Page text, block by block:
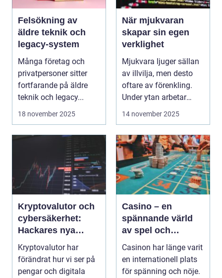
Felsökning av
äldre teknik och
legacy-system
Många företag och
privatpersoner sitter
fortfarande på äldre
teknik och legacy...
18 november 2025
När mjukvaran
skapar sin egen
verklighet
Mjukvara ljuger sällan
av illvilja, men desto
oftare av förenkling.
Under ytan arbetar
pro...
14 november 2025
Kryptovalutor och
cybersäkerhet:
Hackares nya
lekplats
Kryptovalutor har
förändrat hur vi ser på
pengar och digitala
Casino – en
spännande värld
av spel och
underhållning
Casinon har länge varit
en internationell plats
för spänning och nöje.